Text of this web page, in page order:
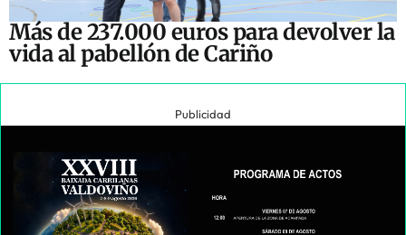
Más de 237.000 euros para devolver la
vida al pabellón de Cariño
Publicidad